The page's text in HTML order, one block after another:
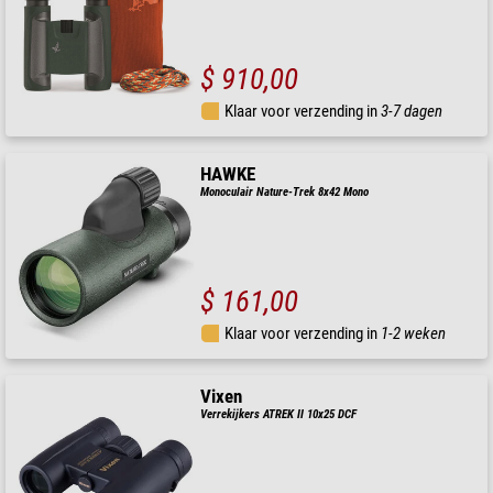
$ 910,00
Klaar voor verzending in3-7 dagen
HAWKE
Monoculair Nature-Trek 8x42 Mono
$ 161,00
Klaar voor verzending in 1-2 weken
Vixen
Verrekijkers ATREK II 10x25 DCF